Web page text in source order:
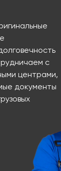
с
центрами,
документы